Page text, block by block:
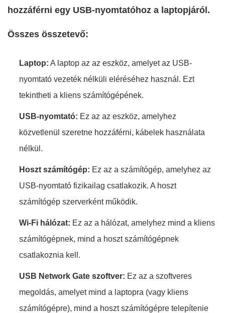
hozzáférni egy USB-nyomtatóhoz a laptopjáról.
Összes összetevő:
Laptop: A laptop az az eszköz, amelyet az USB-
nyomtató vezeték nélküli eléréséhez használ. Ezt
tekintheti a kliens számítógépének.
USB-nyomtató: Ez az az eszköz, amelyhez
közvetlenül szeretne hozzáférni, kábelek használata
nélkül.
Hoszt számítógép: Ez az a számítógép, amelyhez az
USB-nyomtató fizikailag csatlakozik. A hoszt
számítógép szerverként működik.
Wi‑Fi hálózat: Ez az a hálózat, amelyhez mind a kliens
számítógépnek, mind a hoszt számítógépnek
csatlakoznia kell.
USB Network Gate szoftver: Ez az a szoftveres
megoldás, amelyet mind a laptopra (vagy kliens
számítógépre), mind a hoszt számítógépre telepítenie